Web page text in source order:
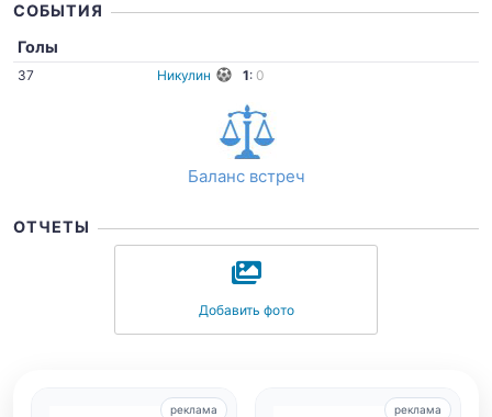
СОБЫТИЯ
Голы
37 Никулин 1: 0
Баланс встреч
ОТЧЕТЫ
Добавить фото
реклама реклама